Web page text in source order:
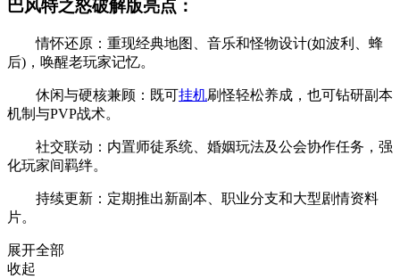
巴风特之怒破解版亮点：
情怀还原：重现经典地图、音乐和怪物设计(如波利、蜂
后)，唤醒老玩家记忆。
休闲与硬核兼顾：既可挂机刷怪轻松养成，也可钻研副本
机制与PVP战术。
社交联动：内置师徒系统、婚姻玩法及公会协作任务，强
化玩家间羁绊。
持续更新：定期推出新副本、职业分支和大型剧情资料
片。
展开全部
收起